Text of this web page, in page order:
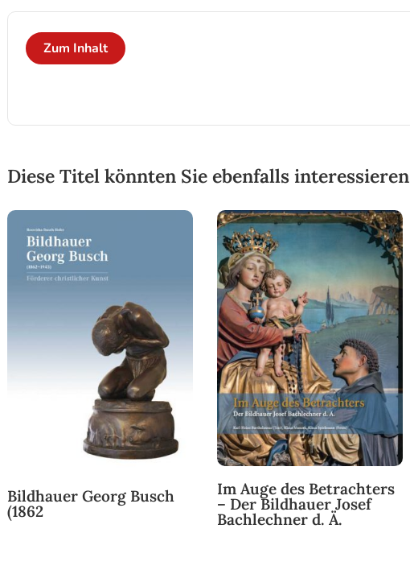
Zum Inhalt
Diese Titel könnten Sie ebenfalls interessieren
Bildhauer Georg Busch
(1862
Im Auge des Betrachters
– Der Bildhauer Josef
Bachlechner d. Ä.